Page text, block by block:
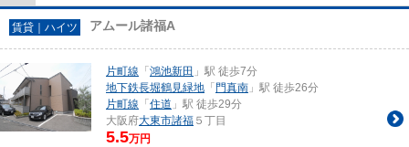
賃貸｜ハイツ アムール諸福A
片町線 「 鴻池新田 」駅 徒歩7分
地下鉄長堀鶴見緑地 「 門真南 」駅 徒歩26分
片町線 「 住道 」駅 徒歩29分
大阪府大東市諸福 ５丁目
5.5万円